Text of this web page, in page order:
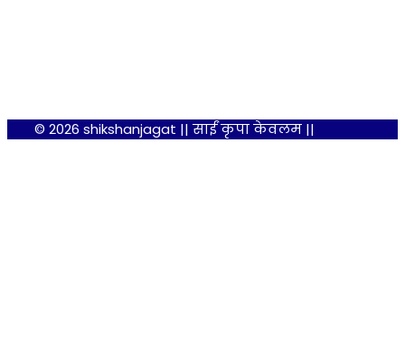
© 2026 shikshanjagat || साईं कृपा केवलम ||